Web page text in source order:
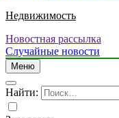
Недвижимость
Новостная рассылка
Случайные новости
Меню
Найти: